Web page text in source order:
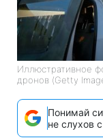
Иллюстративное
дронов (Getty
Понимай
не слухов с